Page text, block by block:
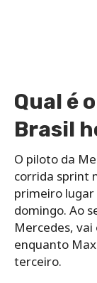
Qual é
Brasil
O piloto da
corrida sprint
primeiro lugar
domingo. Ao
Mercedes, vai
enquanto
terceiro.